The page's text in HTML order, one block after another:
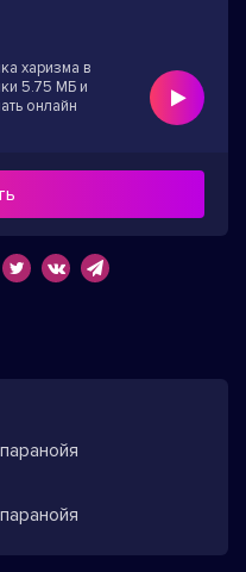
харизма в
5.75 МБ и
онлайн